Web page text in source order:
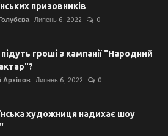
призовників
Липень 6, 2022 0
гроші з кампанії "Народний
Архіпов Липень 6, 2022 0
художниця надихає шоу